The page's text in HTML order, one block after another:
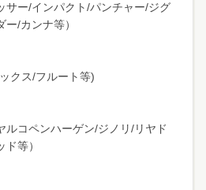
サー/インパクト/パンチャー/ジグ
/カンナ等）
クス/フルート等)
ルコペンハーゲン/ジノリ/リヤド
等）